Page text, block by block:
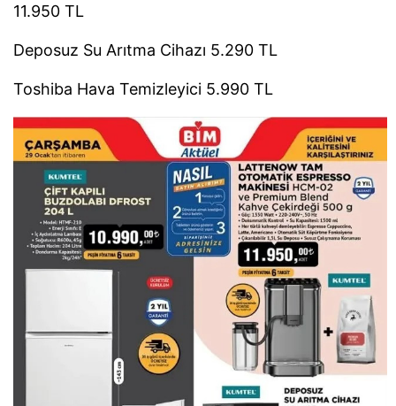
11.950 TL
Deposuz Su Arıtma Cihazı 5.290 TL
Toshiba Hava Temizleyici 5.990 TL